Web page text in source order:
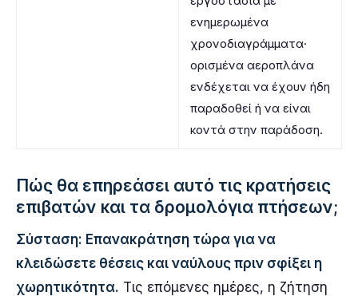
ενημερωμένα
χρονοδιαγράμματα·
ορισμένα αεροπλάνα
ενδέχεται να έχουν ήδη
παραδοθεί ή να είναι
κοντά στην παράδοση.
Πώς θα επηρεάσει αυτό τις κρατήσεις
επιβατών και τα δρομολόγια πτήσεων;
Σύσταση: Επανακράτηση τώρα για να
κλειδώσετε θέσεις και ναύλους πριν σφίξει η
χωρητικότητα. Τις επόμενες ημέρες, η ζήτηση